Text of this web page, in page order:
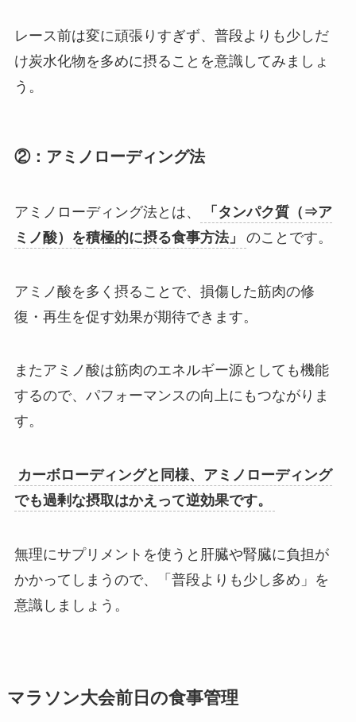
レース前は変に頑張りすぎず、普段よりも少しだ
け炭水化物を多めに摂ることを意識してみましょ
う。
②：アミノローディング法
アミノローディング法とは、
「タンパク質（⇒ア
ミノ酸）を積極的に摂る食事方法」
のことです。
アミノ酸を多く摂ることで、損傷した筋肉の修
復・再生を促す効果が期待できます。
またアミノ酸は筋肉のエネルギー源としても機能
するので、パフォーマンスの向上にもつながりま
す。
カーボローディングと同様、アミノローディング
でも過剰な摂取はかえって逆効果です。
無理にサプリメントを使うと肝臓や腎臓に負担が
かかってしまうので、「普段よりも少し多め」を
意識しましょう。
マラソン大会前日の食事管理